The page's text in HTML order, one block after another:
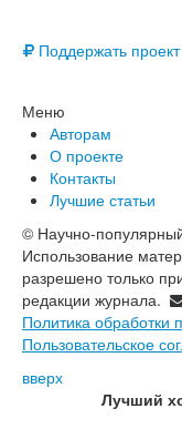
Поддержать проект
Меню
Авторам
О проекте
Контакты
Лучшие статьи
© Научно-
Использование
разрешено только
редакции журнала.
Политика обработки
Пользовательское
вверх
Лучший